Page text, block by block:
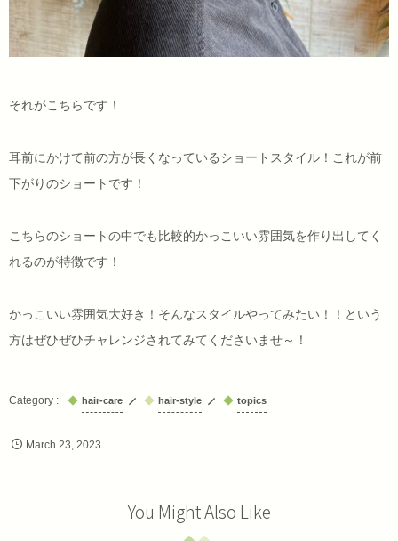
それがこちらです！
耳前にかけて前の方が長くなっているショートスタイル！これが前
下がりのショートです！
こちらのショートの中でも比較的かっこいい雰囲気を作り出してく
れるのが特徴です！
かっこいい雰囲気大好き！そんなスタイルやってみたい！！という
方はぜひぜひチャレンジされてみてくださいませ～！
hair-care hair-style topics
March 23 ,2023
You Might Also Like